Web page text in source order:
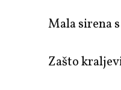
Mala sirena
Zašto